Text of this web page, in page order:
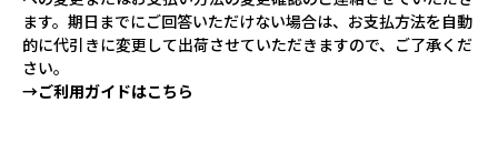
ます。期日までにご回答いただけない場合は、お支払方法を自動
的に代引きに変更して出荷させていただきますので、ご了承くだ
さい。
→ご利用ガイドはこちら